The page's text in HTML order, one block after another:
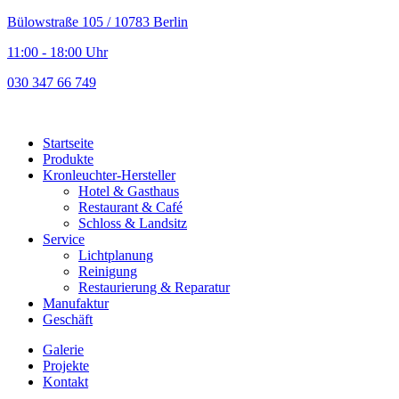
Bülowstraße 105 / 10783 Berlin
11:00 - 18:00 Uhr
030 347 66 749
Startseite
Produkte
Kronleuchter-Hersteller
Hotel & Gasthaus
Restaurant & Café
Schloss & Landsitz
Service
Lichtplanung
Reinigung
Restaurierung & Reparatur
Manufaktur
Geschäft
Galerie
Projekte
Kontakt